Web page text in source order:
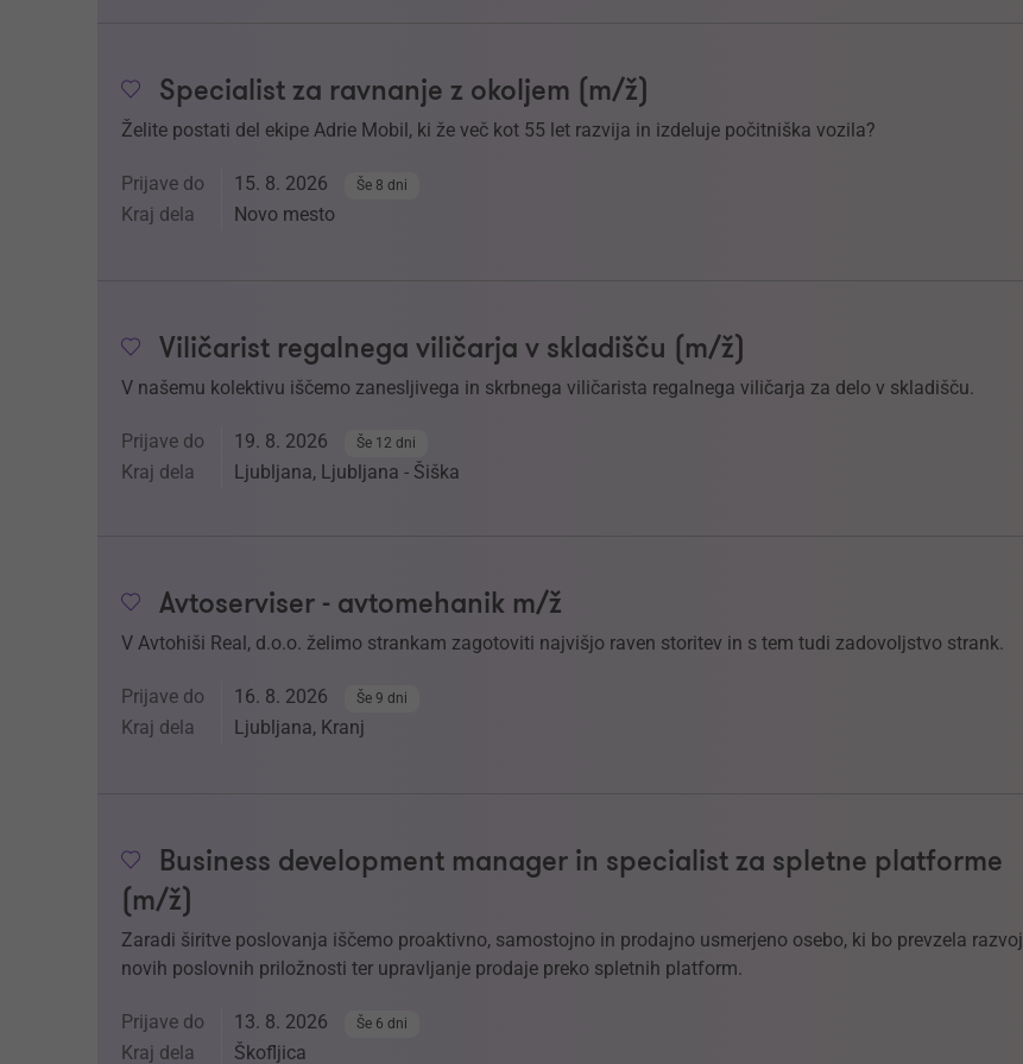
Specialist za ravnanje z okoljem (m/ž)
Želite postati del ekipe Adrie Mobil, ki že več kot 55 let razvija in izdeluje počitniška vozila?
Prijave do 15. 8. 2026 Še 8 dni
Kraj dela Novo mesto
Viličarist regalnega viličarja v skladišču (m/ž)
V našemu kolektivu iščemo zanesljivega in skrbnega viličarista regalnega viličarja za delo v skladišču.
Prijave do 19. 8. 2026 Še 12 dni
Kraj dela Ljubljana, Ljubljana - Šiška
Avtoserviser - avtomehanik m/ž
V Avtohiši Real, d.o.o. želimo strankam zagotoviti najvišjo raven storitev in s tem tudi zadovoljstvo strank.
Prijave do 16. 8. 2026 Še 9 dni
Kraj dela Ljubljana, Kranj
Business development manager in specialist za spletne platforme
(m/ž)
Zaradi širitve poslovanja iščemo proaktivno, samostojno in prodajno usmerjeno osebo, ki bo prevzela razvoj
novih poslovnih priložnosti ter upravljanje prodaje preko spletnih platform.
Prijave do 13. 8. 2026 Še 6 dni
Kraj dela Škofljica